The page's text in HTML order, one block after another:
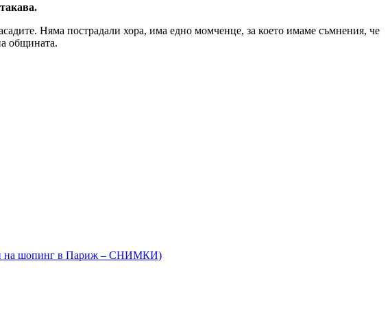
Няма пострадали хора, има едно момченце, за което имаме съмнения, че
общината.
на шопинг в Париж – СНИМКИ)